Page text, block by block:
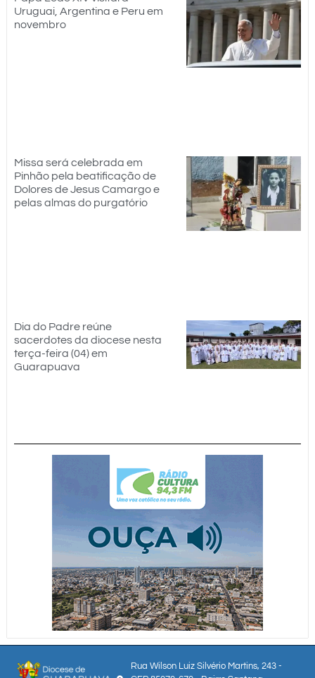
Uruguai, Argentina e Peru em
novembro
Missa será celebrada em
Pinhão pela beatificação de
Dolores de Jesus Camargo e
pelas almas do purgatório
Dia do Padre reúne
sacerdotes da diocese nesta
terça-feira (04) em
Guarapuava
Rua Wilson Luiz Silvério Martins, 243 -